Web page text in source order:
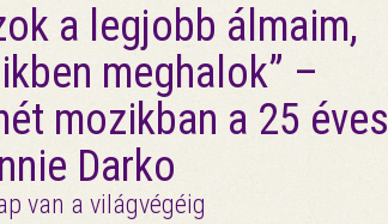
a legjobb álmaim,
meghalok” –
mozikban a 25 éves
Darko
van a világvégéig